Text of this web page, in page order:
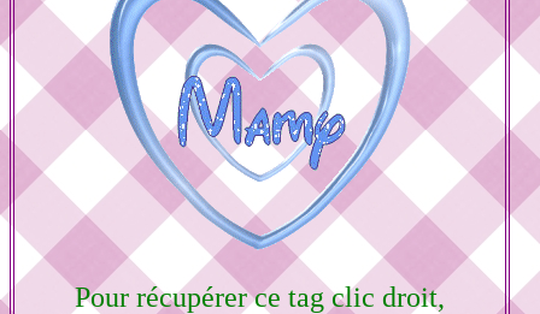
Pour récupérer ce tag clic droit,